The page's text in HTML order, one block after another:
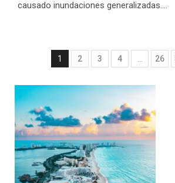
causado inundaciones generalizadas....
Navegación
entradas
1 2 3 4 … 26